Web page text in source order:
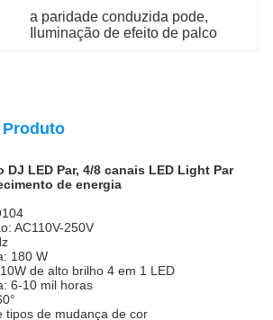
a paridade conduzida pode,
Iluminação de efeito de palco
Produto
DJ LED Par, 4/8 canais LED Light Par
de energia
AC110V-250V
180 W
de alto brilho 4 em 1 LED
6-10 mil horas
tipos de mudança de cor